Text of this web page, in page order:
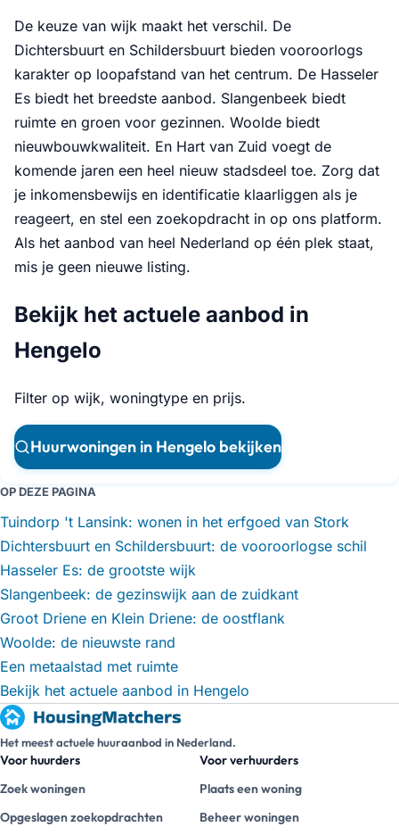
De keuze van wijk maakt het verschil. De
Dichtersbuurt en Schildersbuurt bieden vooroorlogs
karakter op loopafstand van het centrum. De Hasseler
Es biedt het breedste aanbod. Slangenbeek biedt
ruimte en groen voor gezinnen. Woolde biedt
nieuwbouwkwaliteit. En Hart van Zuid voegt de
komende jaren een heel nieuw stadsdeel toe. Zorg dat
je inkomensbewijs en identificatie klaarliggen als je
reageert, en stel een zoekopdracht in op ons platform.
Als het aanbod van heel Nederland op één plek staat,
mis je geen nieuwe listing.
Bekijk het actuele aanbod in
Hengelo
Filter op wijk, woningtype en prijs.
Huurwoningen in Hengelo bekijken
OP DEZE PAGINA
Tuindorp 't Lansink: wonen in het erfgoed van Stork
Dichtersbuurt en Schildersbuurt: de vooroorlogse schil
Hasseler Es: de grootste wijk
Slangenbeek: de gezinswijk aan de zuidkant
Groot Driene en Klein Driene: de oostflank
Woolde: de nieuwste rand
Een metaalstad met ruimte
Bekijk het actuele aanbod in Hengelo
Het meest actuele huuraanbod in Nederland.
Voor huurders
Zoek woningen
Opgeslagen zoekopdrachten
Voor verhuurders
Plaats een woning
Beheer woningen